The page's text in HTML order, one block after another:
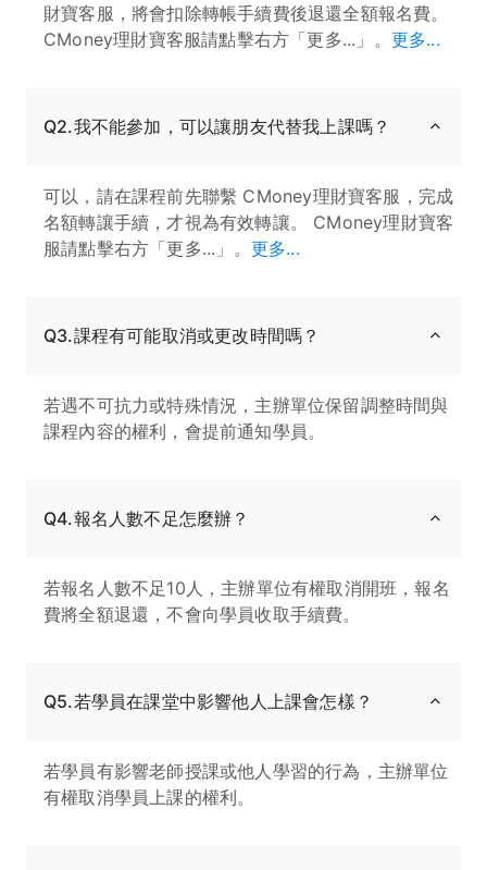
財寶客服，將會扣除轉帳手續費後退還全額報名費。
CMoney理財寶客服請點擊右方「更多...」。 更多...
Q2.我不能參加，可以讓朋友代替我上課嗎？
可以，請在課程前先聯繫 CMoney理財寶客服，完成
名額轉讓手續，才視為有效轉讓。 CMoney理財寶客
服請點擊右方「更多...」。 更多...
Q3.課程有可能取消或更改時間嗎？
若遇不可抗力或特殊情況，主辦單位保留調整時間與
課程內容的權利，會提前通知學員。
Q4.報名人數不足怎麼辦？
若報名人數不足10人，主辦單位有權取消開班，報名
費將全額退還，不會向學員收取手續費。
Q5.若學員在課堂中影響他人上課會怎樣？
若學員有影響老師授課或他人學習的行為，主辦單位
有權取消學員上課的權利。